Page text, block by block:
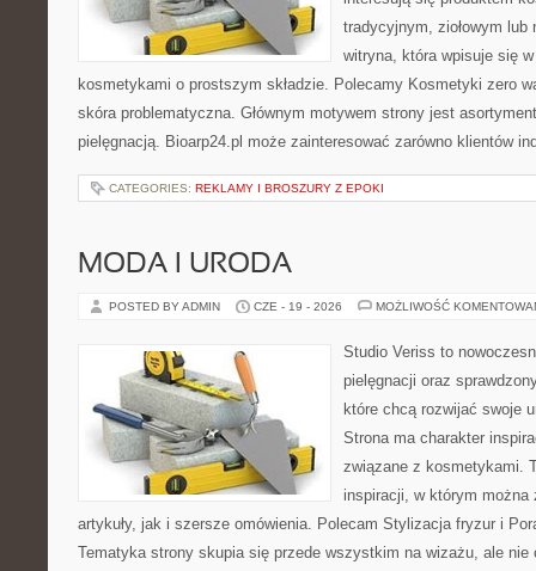
tradycyjnym, ziołowym lub
witryna, która wpisuje się
kosmetykami o prostszym składzie. Polecamy Kosmetyki zero
skóra problematyczna. Głównym motywem strony jest
pielęgnacją. Bioarp24.pl może zainteresować zarówno klientów
CATEGORIES: REKLAMY I BROSZURY Z EPOKI
MODA I URODA
POSTED BY ADMIN CZE - 19 - 2026 MOŻLIWOŚĆ
Studio Veriss to
pielęgnacji oraz
które chcą rozwijać swoje
Strona ma charakter
związane z kosmetykami.
inspiracji, w którym
artykuły, jak i szersze omówienia. Polecam Stylizacja fryzur i
Tematyka strony skupia się przede wszystkim na wizażu, ale nie